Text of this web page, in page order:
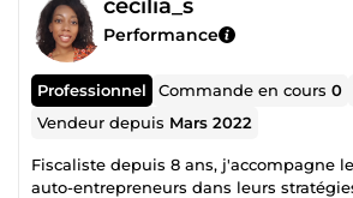
cecilia_s
Performance
Professionnel Commande en cours0
Vendeur depuis Mars 2022
Fiscaliste depuis 8 ans, j'accompagne
auto-entrepreneurs dans leurs